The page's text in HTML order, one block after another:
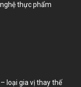
thực phẩm
loại gia vị thay thế